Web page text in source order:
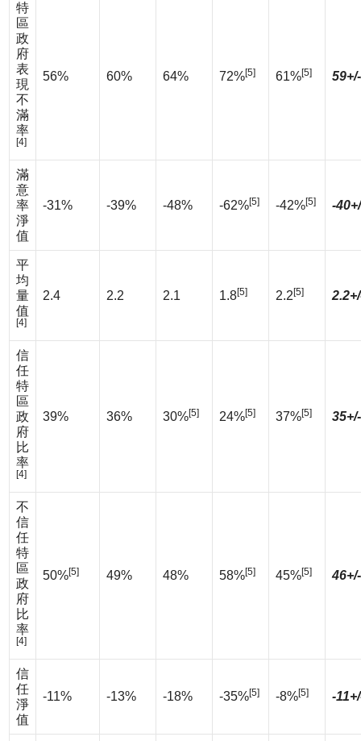
特
區
政
府
表
現
不
滿
率
[4]
56% 60% 64% 72%[5] 61%[5]
滿
意
率
淨
值
-31% -39% -48% -62%[5] -42%[5] -
平
均
量
值
[4]
2.4 2.2 2.1 1.8[5] 2.2 [5]
信
任
特
區
政
府
比
率
[4]
39% 36% 30%[5] 24%[5] 37%[5]
不
信
任
特
區
政
府
比
率
[4]
50%[5] 49% 48% 58%[5] 45%[5]
信
任
淨
值
-11% -13% -18% -35%[5] -8%[5] -